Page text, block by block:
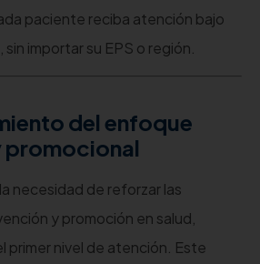
paciente reciba atención bajo
importar su EPS o región.
del enfoque
necesidad de reforzar las
y promoción en salud,
primer nivel de atención. Este